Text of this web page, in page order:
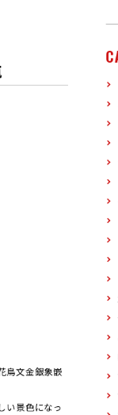
鳥文金銀象嵌
い景色になっ